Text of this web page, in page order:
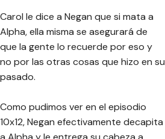
Carol le dice a Negan que si mata a
Alpha, ella misma se asegurará de
que la gente lo recuerde por eso y
no por las otras cosas que hizo en su
pasado.
Como pudimos ver en el episodio
10x12, Negan efectivamente decapita